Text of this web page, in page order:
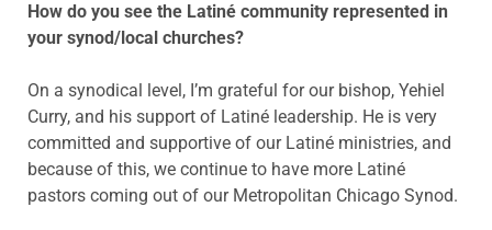
How do you see the Latiné community represented in
your synod/local churches?
On a synodical level, I’m grateful for our bishop, Yehiel
Curry, and his support of Latiné leadership. He is very
committed and supportive of our Latiné ministries, and
because of this, we continue to have more Latiné
pastors coming out of our Metropolitan Chicago Synod.